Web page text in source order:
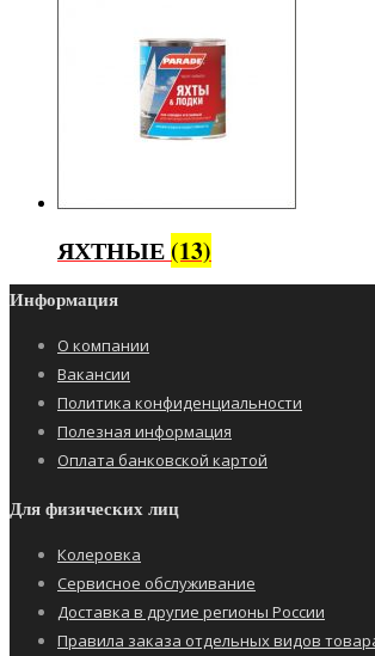
ЯХТНЫЕ (13)
Информация
О компании
Вакансии
Политика конфиденциальности
Полезная информация
Оплата банковской картой
Для физических лиц
Колеровка
Сервисное обслуживание
Доставка в другие регионы России
Правила заказа отдельных видов